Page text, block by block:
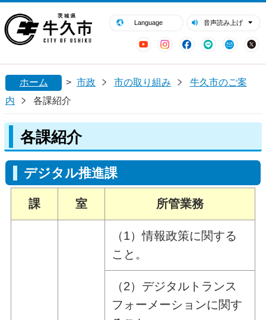
Language 音声読み上げ
YouTubeInstagram
Facebook
LINE Mail
閉じる
ホーム > 市政 市の取り組み
牛久市のご案
内
各課紹介
各課紹介
デジタル推進課
課 室 所管業務
（1）情報政策に関する
こと。
（2）デジタルトランス
フォーメーションに関す